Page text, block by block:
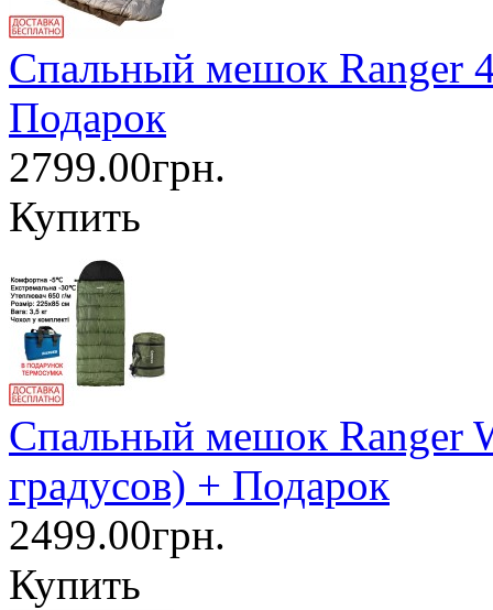
Спальный мешок Ranger
Подарок
2799.00грн.
Купить
Спальный мешок Ranger
градусов) + Подарок
2499.00грн.
Купить